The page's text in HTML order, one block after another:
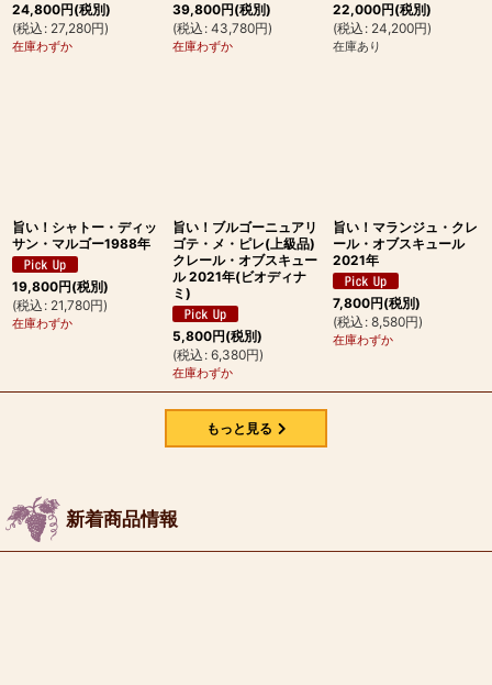
24,800円(税別)
(税込 : 27,280円)
在庫わずか
39,800円(税別)
(税込 : 43,780円)
在庫わずか
22,000円(税別)
(税込 : 24,200円)
在庫あり
旨い！シャトー・ディッ
サン・マルゴー1988年
19,800円(税別)
(税込 : 21,780円)
在庫わずか
旨い！ブルゴーニュアリ
ゴテ・メ・ピレ(上級品)
クレール・オブスキュー
ル 2021年(ビオディナ
ミ)
5,800円(税別)
(税込 : 6,380円)
在庫わずか
旨い！マランジュ・クレ
ール・オブスキュール
2021年
7,800円(税別)
(税込 : 8,580円)
在庫わずか
もっと見る
新着商品情報